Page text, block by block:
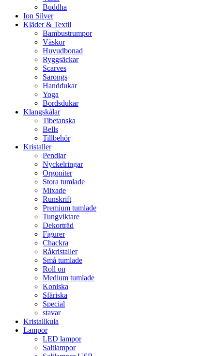
Buddha
Ion Silver
Kläder & Textil
Bambustrumpor
Väskor
Huvudbonad
Ryggsäckar
Scarves
Sarongs
Handdukar
Yoga
Bordsdukar
Klangskålar
Tibetanska
Bells
Tillbehör
Kristaller
Pendlar
Nyckelringar
Orgoniter
Stora tumlade
Mixade
Runskrift
Premium tumlade
Tungviktare
Dekorträd
Figurer
Chackra
Råkristaller
Små tumlade
Roll on
Medium tumlade
Koniska
Sfäriska
Special
stavar
Kristallkula
Lampor
LED lampor
Saltlampor